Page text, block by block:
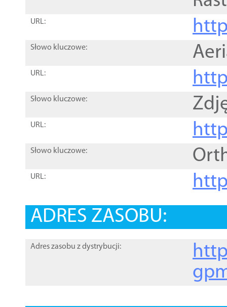
URL:
Słowo kluczowe:
URL:
Słowo kluczowe:
URL:
Słowo kluczowe:
URL:
ADRES ZASOBU:
Adres zasobu z dystrybucji: